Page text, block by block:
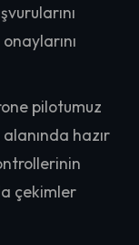
pilotumuz
hazır
çekimler